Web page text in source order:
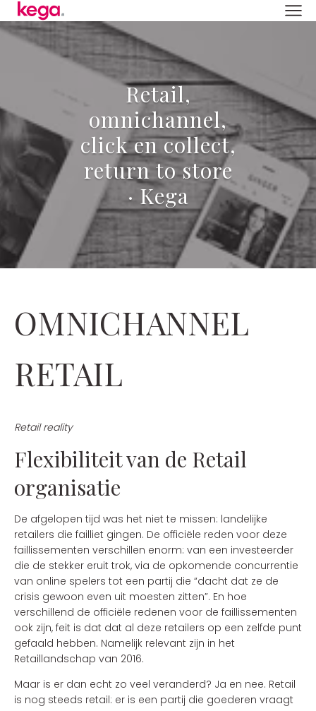
Retail,
omnichannel,
click en collect,
return to store
· Kega
OMNICHANNEL
RETAIL
Retail reality
Flexibiliteit van de Retail
organisatie
De afgelopen tijd was het niet te missen: landelijke
retailers die failliet gingen. De officiële reden voor deze
faillissementen verschillen enorm: van een investeerder
die de stekker eruit trok, via de opkomende concurrentie
van online spelers tot een partij die “dacht dat ze de
crisis gewoon even uit moesten zitten”. En hoe
verschillend de officiële redenen voor de faillissementen
ook zijn, feit is dat dat al deze retailers op een zelfde punt
gefaald hebben. Namelijk relevant zijn in het
Retaillandschap van 2016.
Maar is er dan echt zo veel veranderd? Ja en nee. Retail
is nog steeds retail: er is een partij die goederen vraagt